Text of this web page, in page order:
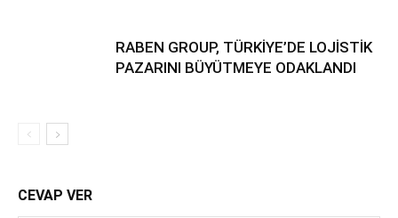
RABEN GROUP, TÜRKİYE’DE LOJİSTİK
PAZARINI BÜYÜTMEYE ODAKLANDI
CEVAP VER